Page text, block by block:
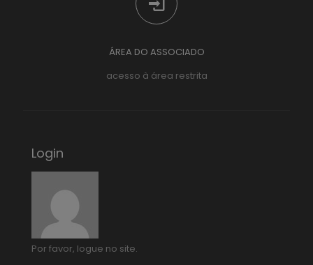
ÁREA DO ASSOCIADO
acesso à área restrita
Login
Por favor, logue no site.